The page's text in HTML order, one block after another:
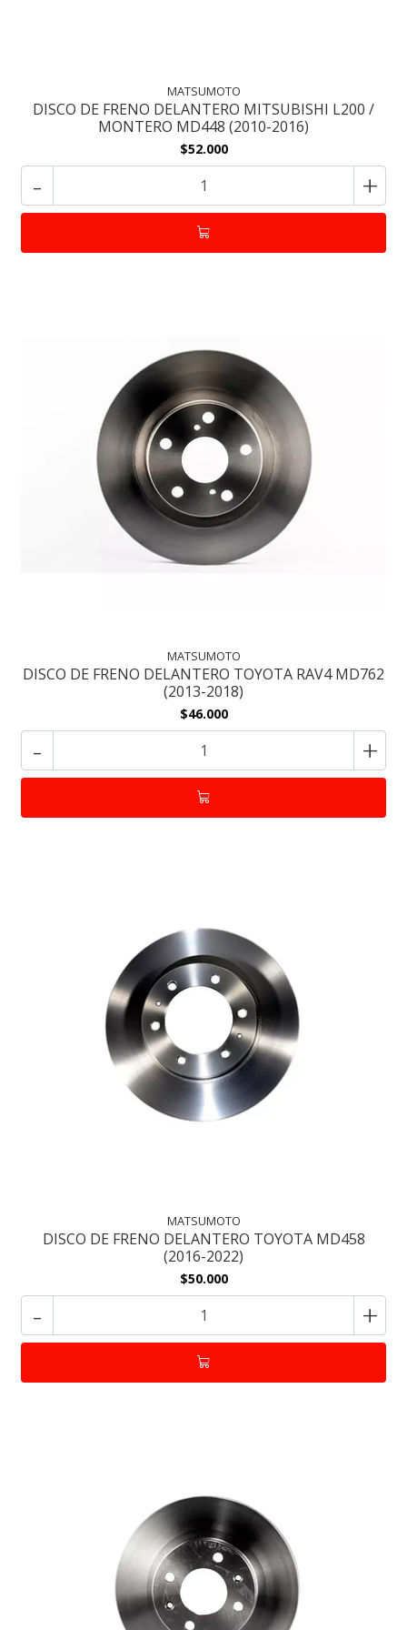
MATSUMOTO
DISCO DE FRENO DELANTERO MITSUBISHI L200 /
MONTERO MD448 (2010-2016)
$52.000
- +
MATSUMOTO
DISCO DE FRENO DELANTERO TOYOTA RAV4 MD762
(2013-2018)
$46.000
- +
MATSUMOTO
DISCO DE FRENO DELANTERO TOYOTA MD458
(2016-2022)
$50.000
- +